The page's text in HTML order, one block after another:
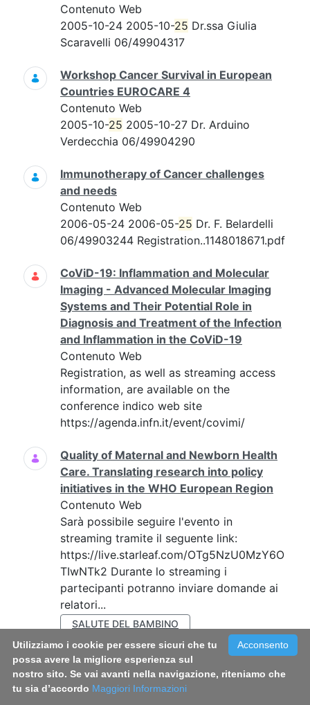
Contenuto Web
2005-10-24 2005-10-25 Dr.ssa Giulia
Scaravelli 06/49904317
Workshop Cancer Survival in European
Countries EUROCARE 4
Contenuto Web
2005-10-25 2005-10-27 Dr. Arduino
Verdecchia 06/49904290
Immunotherapy of Cancer challenges
and needs
Contenuto Web
2006-05-24 2006-05-25 Dr. F. Belardelli
06/49903244 Registration..1148018671.pdf
CoViD-19: Inflammation and Molecular
Imaging - Advanced Molecular Imaging
Systems and Their Potential Role in
Diagnosis and Treatment of the Infection
and Inflammation in the CoViD-19
Contenuto Web
Registration, as well as streaming access
information, are available on the
conference indico web site
https://agenda.infn.it/event/covimi/
Quality of Maternal and Newborn Health
Care. Translating research into policy
initiatives in the WHO European Region
Contenuto Web
Sarà possibile seguire l'evento in
streaming tramite il seguente link:
https://live.starleaf.com/OTg5NzU0MzY6O
TIwNTk2 Durante lo streaming i
partecipanti potranno inviare domande ai
relatori...
SALUTE DEL BAMBINO
ALLATTAMENTO
La Mappatura territoriale dei centri
dedicati alla cura dei Disturbi della
Acconsento
Utilizziamo i cookie per essere sicuri che tu
possa avere la migliore esperienza sul
nostro sito. Se vai avanti nella navigazione, riteniamo che
tu sia d’accordo Maggiori Informazioni